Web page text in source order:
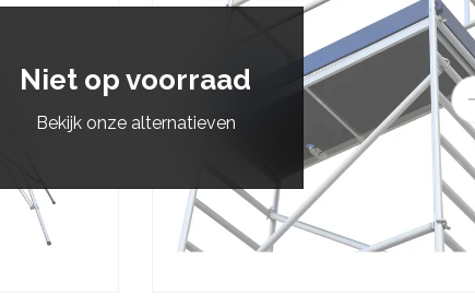
Niet op voorraad
Bekijk onze alternatieven